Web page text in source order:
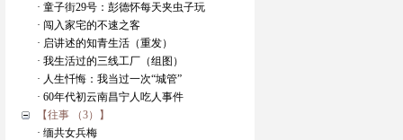
· 童子街29号：彭德怀每天夹虫子玩
· 闯入家宅的不速之客
· 启讲述的知青生活（重发）
· 我生活过的三线工厂（组图）
· 人生忏悔：我当过一次“城管”
· 60年代初云南昌宁人吃人事件
【往事 （3）】
· 缅共女兵梅